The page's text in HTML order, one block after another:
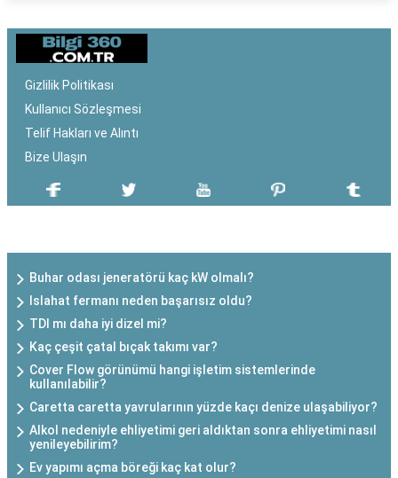
Gizlilik Politikası
Kullanıcı Sözleşmesi
Telif Hakları ve Alıntı
Bize Ulaşın
Buhar odası jeneratörü kaç kW olmalı?
Islahat fermanı neden başarısız oldu?
TDI mı daha iyi dizel mi?
Kaç çeşit çatal bıçak takımı var?
Cover Flow görünümü hangi işletim sistemlerinde
kullanılabilir?
Caretta caretta yavrularının yüzde kaçı denize ulaşabiliyor?
Alkol nedeniyle ehliyetimi geri aldıktan sonra ehliyetimi nasıl
yenileyebilirim?
Ev yapımı açma böreği kaç kat olur?